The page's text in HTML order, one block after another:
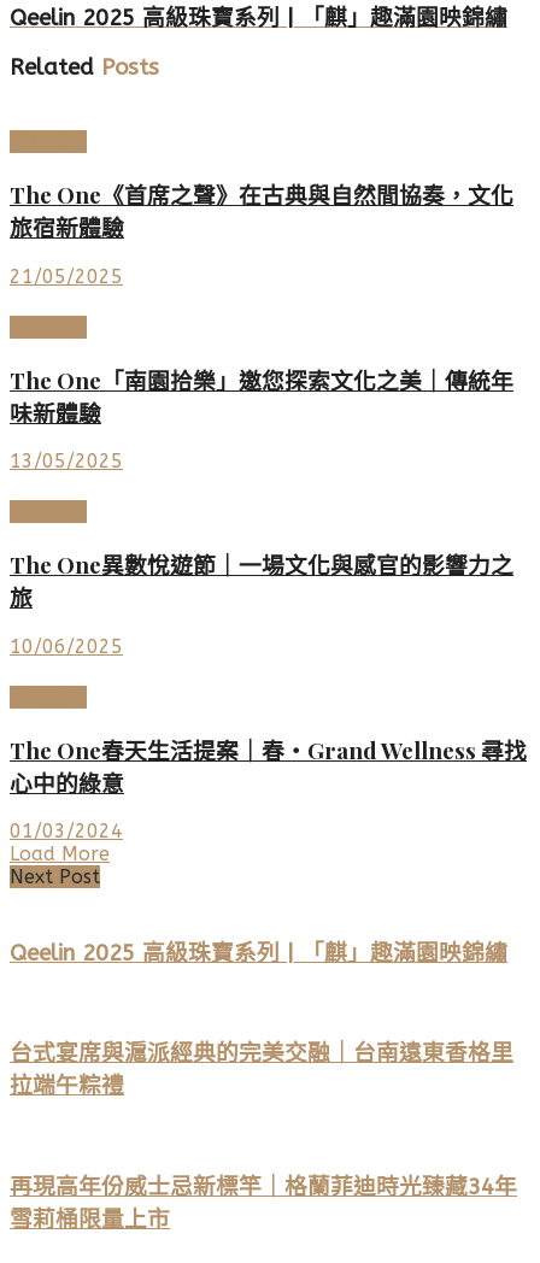
Qeelin 2025 高級珠寶系列 | 「麒」趣滿園映錦繡
Related Posts
The One《首席之聲》在古典與自然間協奏，文化
旅宿新體驗
21/05/2025
The One「南園拾樂」邀您探索文化之美｜傳統年
味新體驗
13/05/2025
The One異數悅遊節｜一場文化與感官的影響力之
旅
10/06/2025
The One春天生活提案｜春‧Grand Wellness 尋找
心中的綠意
01/03/2024
Load More
Next Post
Qeelin 2025 高級珠寶系列 | 「麒」趣滿園映錦繡
台式宴席與滬派經典的完美交融｜台南遠東香格里
拉端午粽禮
再現高年份威士忌新標竿｜格蘭菲迪時光臻藏34年
雪莉桶限量上市